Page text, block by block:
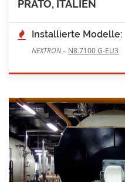
PRATO, ITALIEN
Installierte Modelle:
NEXTRON- N8.7100 G-EU3